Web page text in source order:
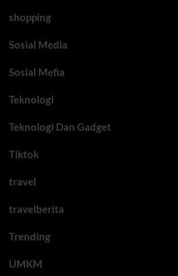
shopping
Sosial Media
Sosial Mefia
Teknologi
Teknologi Dan Gadget
Tiktok
travel
travelberita
Trending
UMKM